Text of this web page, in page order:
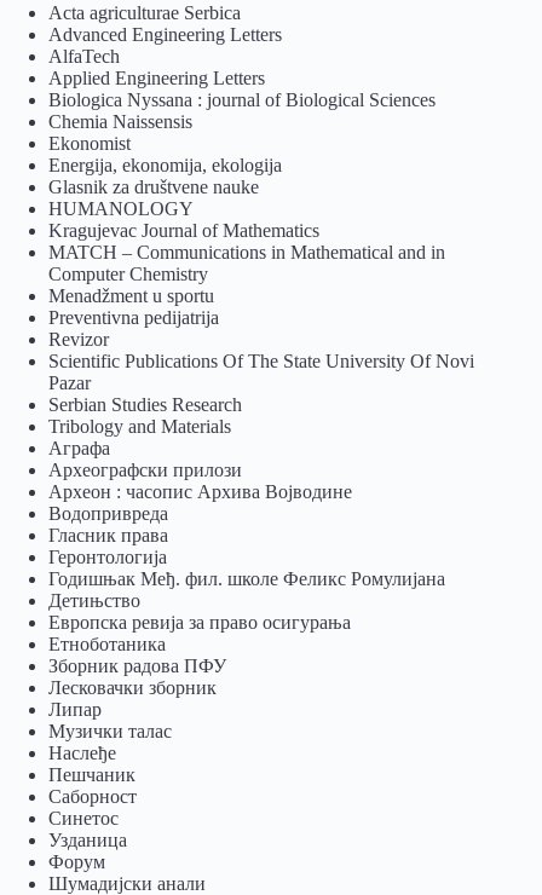
Acta agriculturae Serbica
Advanced Engineering Letters
AlfaTech
Applied Engineering Letters
Biologica Nyssana : journal of Biological Sciences
Chemia Naissensis
Ekonomist
Energija, ekonomija, ekologija
Glasnik za društvene nauke
HUMANOLOGY
Kragujevac Journal of Mathematics
MATCH – Communications in Mathematical and in
Computer Chemistry
Menadžment u sportu
Preventivna pedijatrija
Revizor
Scientific Publications Of The State University Of Novi
Pazar
Serbian Studies Research
Tribology and Materials
Аграфа
Археографски прилози
Археон : часопис Архива Војводине
Водопривреда
Гласник права
Геронтологија
Годишњак Међ. фил. школе Феликс Ромулијана
Детињство
Европска ревија за право осигурања
Eтноботаника
Зборник радова ПФУ
Лесковачки зборник
Липар
Музички талас
Наслеђе
Пешчаник
Саборност
Синетос
Узданица
Форум
Шумадијски анали